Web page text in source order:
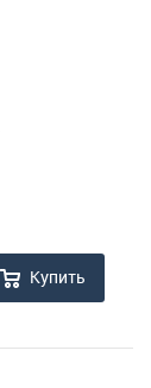
Купить